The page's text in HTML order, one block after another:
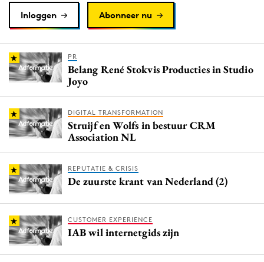
Inloggen Abonneer nu
PR
Belang René Stokvis Producties in Studio
Joyo
DIGITAL TRANSFORMATION
Struijf en Wolfs in bestuur CRM
Association NL
REPUTATIE & CRISIS
De zuurste krant van Nederland (2)
CUSTOMER EXPERIENCE
IAB wil internetgids zijn